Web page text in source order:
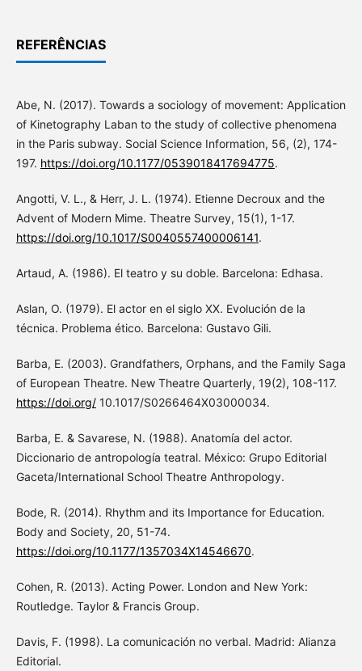
REFERÊNCIAS
Abe, N. (2017). Towards a sociology of movement: Application
of Kinetography Laban to the study of collective phenomena
in the Paris subway. Social Science Information, 56, (2), 174-
197. https://doi.org/10.1177/0539018417694775.
Angotti, V. L., & Herr, J. L. (1974). Etienne Decroux and the
Advent of Modern Mime. Theatre Survey, 15(1), 1-17.
https://doi.org/10.1017/S0040557400006141.
Artaud, A. (1986). El teatro y su doble. Barcelona: Edhasa.
Aslan, O. (1979). El actor en el siglo XX. Evolución de la
técnica. Problema ético. Barcelona: Gustavo Gili.
Barba, E. (2003). Grandfathers, Orphans, and the Family Saga
of European Theatre. New Theatre Quarterly, 19(2), 108-117.
https://doi.org/10.1017/S0266464X03000034.
Barba, E. & Savarese, N. (1988). Anatomía del actor.
Diccionario de antropología teatral. México: Grupo Editorial
Gaceta/International School Theatre Anthropology.
Bode, R. (2014). Rhythm and its Importance for Education.
Body and Society, 20, 51-74.
https://doi.org/10.1177/1357034X14546670.
Cohen, R. (2013). Acting Power. London and New York:
Routledge. Taylor & Francis Group.
Davis, F. (1998). La comunicación no verbal. Madrid: Alianza
Editorial.